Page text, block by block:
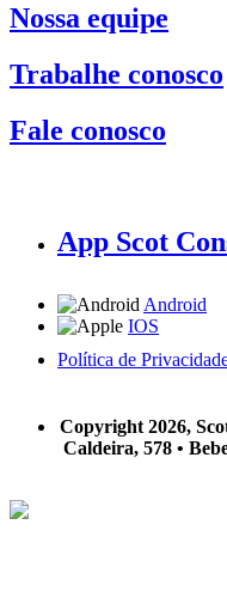
Nossa equipe
Trabalhe conosco
Fale conosco
App Scot
Android
IOS
Política de
Copyright 2026,
Caldeira, 578 •